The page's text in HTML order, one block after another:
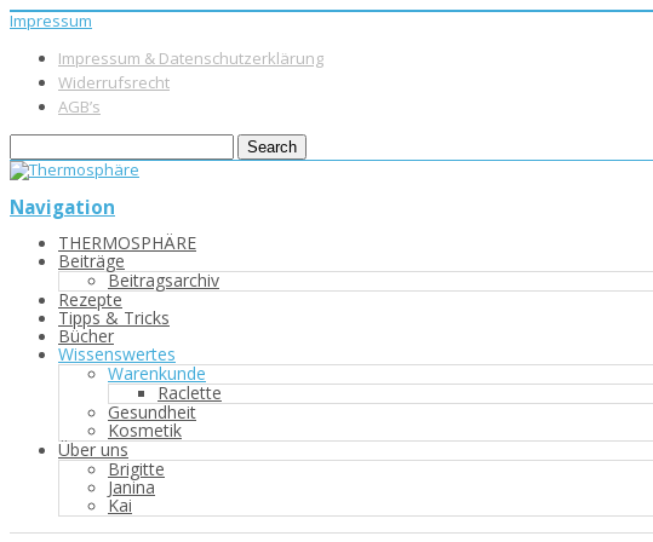
Impressum
Impressum & Datenschutzerklärung
Widerrufsrecht
AGB’s
Navigation
THERMOSPHÄRE
Beiträge
Beitragsarchiv
Rezepte
Tipps & Tricks
Bücher
Wissenswertes
Warenkunde
Raclette
Gesundheit
Kosmetik
Über uns
Brigitte
Janina
Kai